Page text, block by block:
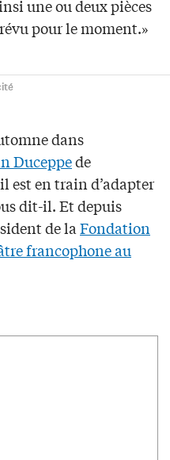
une ou deux pièces
pour le moment.»
dans
Duceppede
est en train d’adapter
dit-il. Et depuis
de la Fondation
francophone au